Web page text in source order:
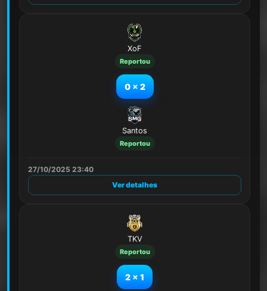
XoF
Reportou
0 x 2
Santos
Reportou
27/10/2025 23:40
Ver detalhes
TKV
Reportou
2 x 1